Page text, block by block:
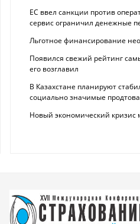
ЕС ввел санкции против
сервис ограничил денежные
Льготное финансирование
Появился свежий рейтинг
его возглавил
В Казахстане планируют
социально значимые
Новый экономический кризис